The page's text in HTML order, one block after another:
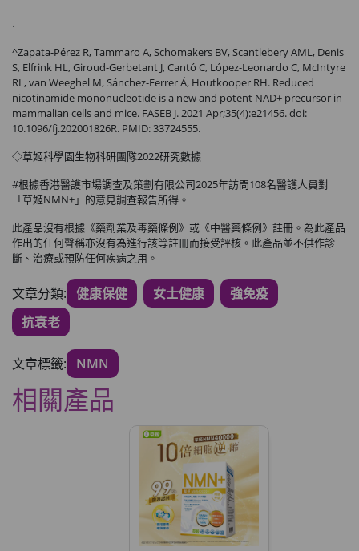
.
^Zapata-Pérez R, Tammaro A, Schomakers BV, Scantlebery AML, Denis
S, Elfrink HL, Giroud-Gerbetant J, Cantó C, López-Leonardo C, McIntyre
RL, van Weeghel M, Sánchez-Ferrer Á, Houtkooper RH. Reduced
nicotinamide mononucleotide is a new and potent NAD+ precursor in
mammalian cells and mice. FASEB J. 2021 Apr;35(4):e21456. doi:
10.1096/fj.202001826R. PMID: 33724555.
◇草姬科學園生物科研團隊2022研究數據
️#根據香港醫護市場調查及策劃有限公司2025年訪問108名醫護人員對
「草姬NMN+」的意見調查報告所得。
此產品沒有根據《藥劑業及毒藥條例》或《中醫藥條例》註冊。為此產品
作出的任何聲稱亦沒有為進行該等註冊而接受評核。此產品並不供作診
斷、治療或預防任何疾病之用。
文章分類: 健康保健 女士健康
強免疫
抗衰老
文章標籤: NMN
相關產品